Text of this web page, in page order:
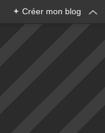
+ Créer mon blog